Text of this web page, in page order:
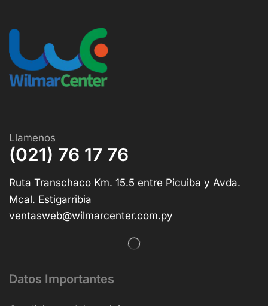
Llamenos
(021) 76 17 76
Ruta Transchaco Km. 15.5 entre Picuiba y Avda.
Mcal. Estigarribia
ventasweb@wilmarcenter.com.py
Datos Importantes